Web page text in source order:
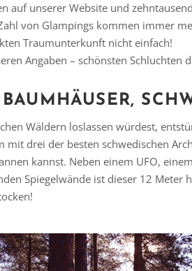
auf unserer Website und
von Glampings kommen immer
Traumunterkunft nicht einfach!
Angaben – schönsten Schluchten
Wäldern loslassen würdest,
mit drei der besten schwedischen
kannst. Neben einem UFO,
Spiegelwände ist dieser 12